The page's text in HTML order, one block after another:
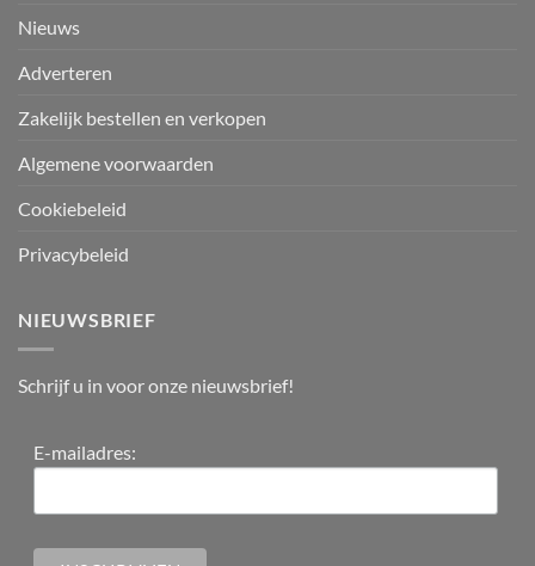
Nieuws
Adverteren
Zakelijk bestellen en verkopen
Algemene voorwaarden
Cookiebeleid
Privacybeleid
NIEUWSBRIEF
Schrijf u in voor onze nieuwsbrief!
E-mailadres: